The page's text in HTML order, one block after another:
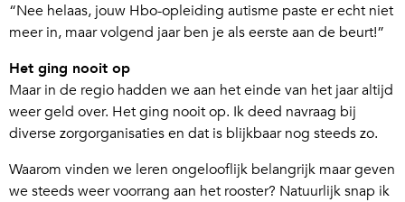
“Nee helaas, jouw Hbo-opleiding autisme paste er echt niet
meer in, maar volgend jaar ben je als eerste aan de beurt!”
Het ging nooit op
Maar in de regio hadden we aan het einde van het jaar altijd
weer geld over. Het ging nooit op. Ik deed navraag bij
diverse zorgorganisaties en dat is blijkbaar nog steeds zo.
Waarom vinden we leren ongelooflijk belangrijk maar geven
we steeds weer voorrang aan het rooster? Natuurlijk snap ik